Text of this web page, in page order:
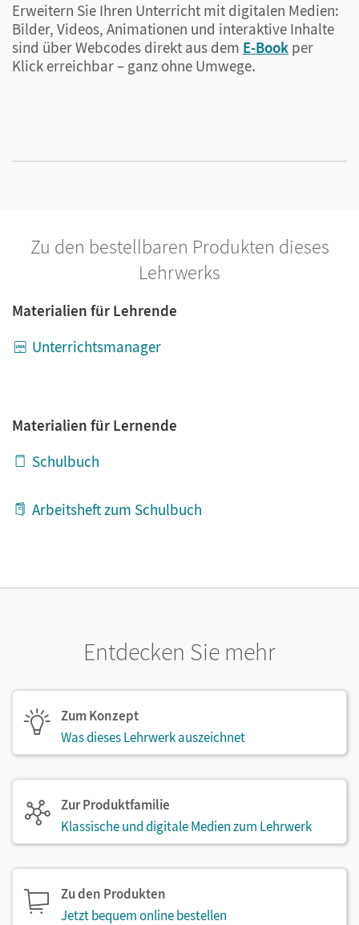
Erweitern Sie Ihren Unterricht mit digitalen Medien:
Bilder, Videos, Animationen und interaktive Inhalte
sind über Webcodes direkt aus dem E-Book per
Klick erreichbar – ganz ohne Umwege.
Zu den bestellbaren Produkten dieses
Lehrwerks
Materialien für Lehrende
Unterrichtsmanager
Materialien für Lernende
Schulbuch
Arbeitsheft zum Schulbuch
Entdecken Sie mehr
Zum Konzept
Was dieses Lehrwerk auszeichnet
Zur Produktfamilie
Klassische und digitale Medien zum Lehrwerk
Zu den Produkten
Jetzt bequem online bestellen